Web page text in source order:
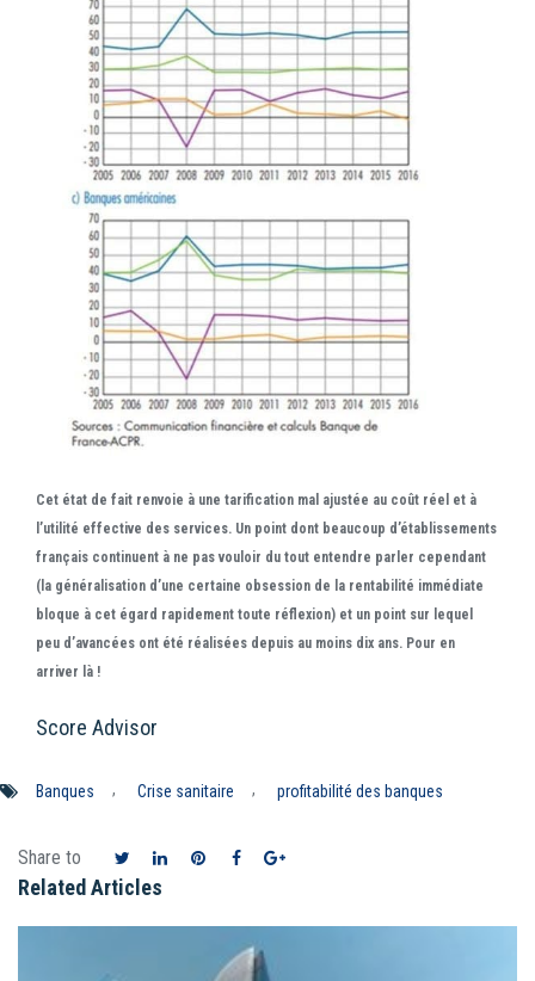
Cet état de fait renvoie à une tarification mal ajustée au coût réel et à
l’utilité effective des services. Un point dont beaucoup d’établissements
français continuent à ne pas vouloir du tout entendre parler cependant
(la généralisation d’une certaine obsession de la rentabilité immédiate
bloque à cet égard rapidement toute réflexion) et un point sur lequel
peu d’avancées ont été réalisées depuis au moins dix ans. Pour en
arriver là !
Score Advisor
Banques , Crise sanitaire , profitabilité des banques
Share to
Related Articles